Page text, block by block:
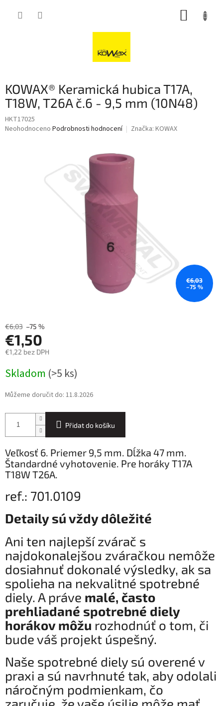
KOWAX® Keramická hubica T17A,
T18W, T26A č.6 - 9,5 mm (10N48)
HKT17025
Průměrné
Neohodnoceno Podrobnosti hodnocení Značka: KOWAX
€6,03
–75 %
€6,03 –75 %
€1,50
€1,22 bez DPH
cena:
Skladom (>5 ks)
Můžeme doručit do: 11.8.2026
Přidat do košíku
Veľkosť 6. Priemer 9,5 mm. Dĺžka 47 mm.
Štandardné vyhotovenie. Pre horáky T17A
T18W T26A.
ref.: 701.0109
Detaily sú vždy dôležité
Ani ten najlepší zvárač s
najdokonalejšou zváračkou nemôže
dosiahnuť dokonalé výsledky, ak sa
spolieha na nekvalitné spotrebné
diely. A práve malé, často
prehliadané spotrebné diely
horákov môžu rozhodnúť o tom, či
bude váš projekt úspešný.
Naše spotrebné diely sú overené v
praxi a sú navrhnuté tak, aby odolali
náročným podmienkam, čo